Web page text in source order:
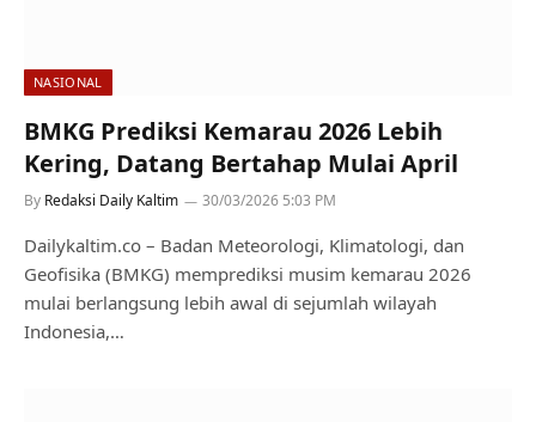
NASIONAL
BMKG Prediksi Kemarau 2026 Lebih
Kering, Datang Bertahap Mulai April
By Redaksi Daily Kaltim 30/03/2026 5:03 PM
Dailykaltim.co – Badan Meteorologi, Klimatologi, dan
Geofisika (BMKG) memprediksi musim kemarau 2026
mulai berlangsung lebih awal di sejumlah wilayah
Indonesia,…